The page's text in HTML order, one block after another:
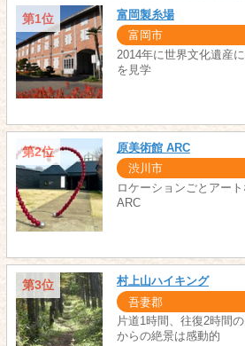
第1位 富岡製糸場
富岡市
2014年に世界文化遺産
を見学
第2位 原美術館 ARC
渋川市
ロケーションごとアー
ARC
第3位 村上山ハイキング
吾妻郡
片道1時間、往復2時間
からの絶景は感動的